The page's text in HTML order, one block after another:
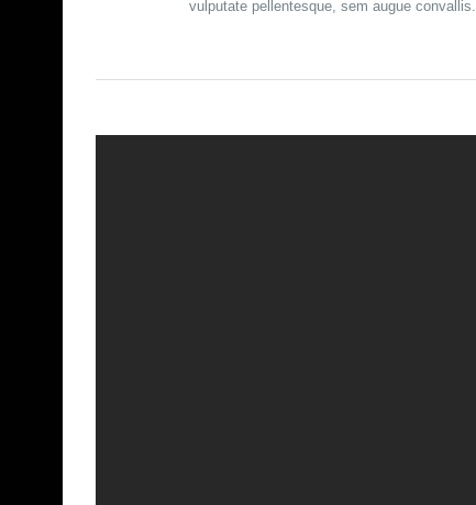
vulputate pellentesque, sem augue convallis.